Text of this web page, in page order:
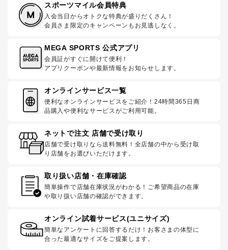
スポーツマイル会員特典
入会当日からオトクな特典が盛りだくさん！
会員さま限定のキャンペーンもお見逃しなく。
MEGA SPORTS 公式アプリ
会員証がすぐに開けて便利！
アプリクーポンや最新情報をお知らせします。
オンラインサービス一覧
便利なオンラインサービスをご紹介！24時間365日商
品購入や便利なサービスがご利用可能。
ネットで注文 店舗で受け取り
店舗で受け取りなら送料無料！全店舗の中から受け取
り店舗をお選びいただけます。
取り扱い店舗・在庫確認
簡単操作で店舗在庫状況がわかる！ご希望商品の在庫
や取り扱い店舗の確認ができます。
オンライン試着サービス(ユニサイズ)
簡単なアンケートに回答するだけ！お客さまの体型に
合った最適なサイズをご提案します。